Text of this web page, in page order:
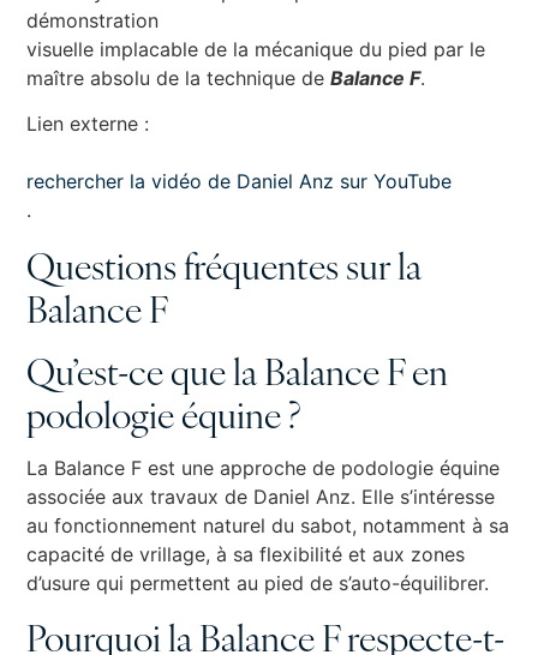
démonstration
visuelle implacable de la mécanique du pied par le
maître absolu de la technique deBalance F.
Lien externe :
rechercher la vidéo de Daniel Anz sur YouTube
.
Questions fréquentes sur la
Balance F
Qu’est-ce que la Balance F en
podologie équine ?
La Balance F est une approche de podologie équine
associée aux travaux de Daniel Anz. Elle s’intéresse
au fonctionnement naturel du sabot, notamment à sa
capacité de vrillage, à sa flexibilité et aux zones
d’usure qui permettent au pied de s’auto-équilibrer.
Pourquoi la Balance F respecte-t-